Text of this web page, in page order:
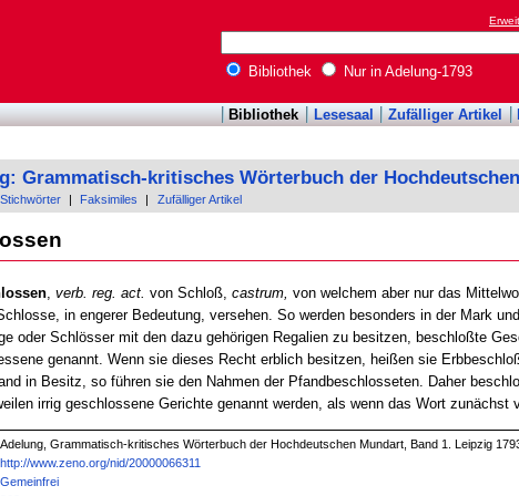
Bibliothek Nur in Adelung-1793
Bibliothek Lesesaal Zufälliger Artikel
Grammatisch-kritisches Wörterbuch der
Stichwörter Faksimiles Zufälliger Artikel
, verb. reg. act. von Schloß, castrum, von welchem aber nur das
in engerer Bedeutung, versehen. So werden besonders in der Mark
oder Schlösser mit den dazu gehörigen Regalien zu besitzen, beschloßte
genannt. Wenn sie dieses Recht erblich besitzen, heißen sie
in Besitz, so führen sie den Nahmen der Pfandbeschlosseten. Daher
irrig geschlossene Gerichte genannt werden, als wenn das Wort
Adelung, Grammatisch-kritisches Wörterbuch der Hochdeutschen Mundart, Band 1. Leipzig
http://www.zeno.org/nid/20000066311
Gemeinfrei